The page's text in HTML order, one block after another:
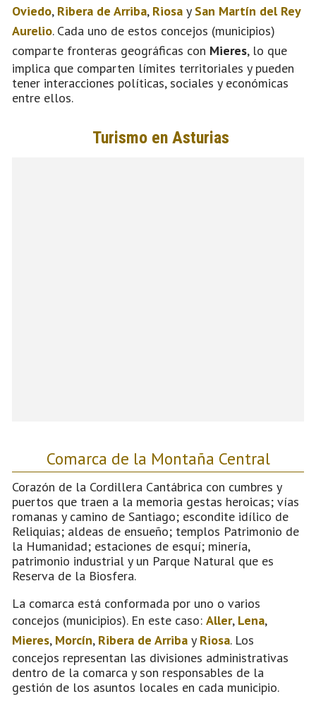
Oviedo, Ribera de Arriba, Riosa y San Martín del Rey
Aurelio. Cada uno de estos concejos (municipios)
comparte fronteras geográficas con Mieres, lo que
implica que comparten límites territoriales y pueden
tener interacciones políticas, sociales y económicas
entre ellos.
Comarca de la Montaña Central
Corazón de la Cordillera Cantábrica con cumbres y
puertos que traen a la memoria gestas heroicas; vías
romanas y camino de Santiago; escondite idílico de
Reliquias; aldeas de ensueño; templos Patrimonio de
la Humanidad; estaciones de esquí; minería,
patrimonio industrial y un Parque Natural que es
Reserva de la Biosfera.
La comarca está conformada por uno o varios
concejos (municipios). En este caso: Aller, Lena,
Mieres, Morcín, Ribera de Arriba y Riosa. Los
concejos representan las divisiones administrativas
dentro de la comarca y son responsables de la
gestión de los asuntos locales en cada municipio.